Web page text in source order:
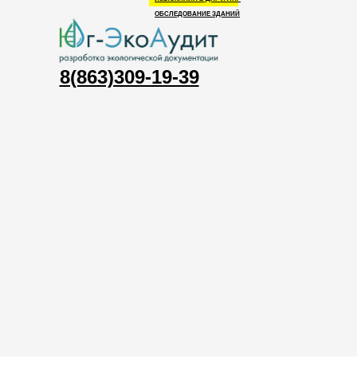
8(863)309-19-39
ОБСЛЕДОВАНИЕ ЗДАНИЙ